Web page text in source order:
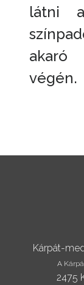
látni
akaró
végén.
Kárpát-
A
2475